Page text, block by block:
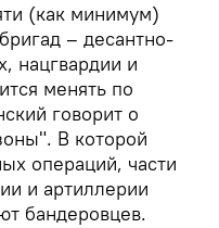
(как минимум)
– десантно-
нацгвардии и
менять по
говорит о
В которой
операций, части
и артиллерии
бандеровцев.